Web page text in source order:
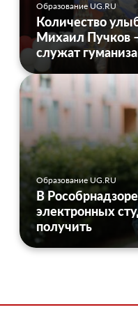
Образование UG.RU
Количество
Михаил Пучков
служат
Образование UG.RU
В
электронных
получить